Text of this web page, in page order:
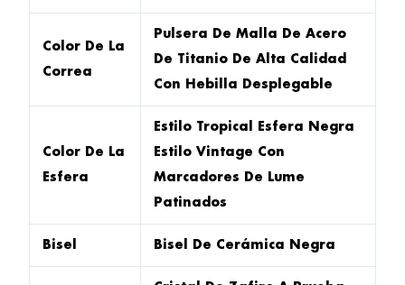
Color De La
Correa
Pulsera De Malla De Acero
De Titanio De Alta Calidad
Con Hebilla Desplegable
Color De La
Esfera
Estilo Tropical Esfera Negra
Estilo Vintage Con
Marcadores De Lume
Patinados
Bisel Bisel De Cerámica Negra